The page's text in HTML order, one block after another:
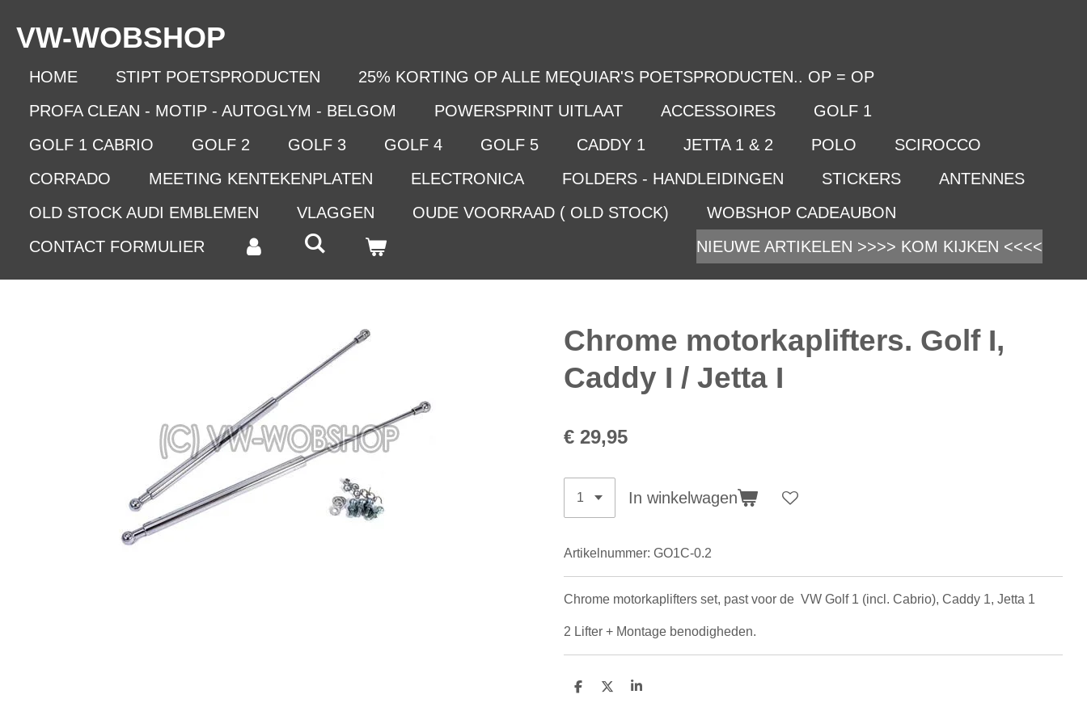
direct
VW-WOBSHOP
HOME STIPT POETSPRODUCTEN
25% KORTING OP ALLE MEQUIAR'S POETSPRODUCTEN.. OP = OP
PROFA CLEAN - MOTIP - AUTOGLYM - BELGOM
POWERSPRINT UITLAAT ACCESSOIRES
GOLF 1
GOLF 1 CABRIO
GOLF 2 GOLF 3 GOLF 4 GOLF 5 CADDY 1 JETTA 1 & 2 POLO
SCIROCCO
CORRADO
MEETING KENTEKENPLATEN ELECTRONICA FOLDERS - HANDLEIDINGEN STICKERS
ANTENNES
OLD STOCK AUDI EMBLEMEN
VLAGGEN OUDE VOORRAAD ( OLD STOCK)
WOBSHOP CADEAUBON
CONTACT FORMULIER
NIEUWE ARTIKELEN >>>> KOM KIJKEN <<<<
Chrome motorkaplifters. Golf I,
Caddy I / Jetta I
€ 29,95
In winkelwagen
Artikelnummer: GO1C-0.2
Chrome motorkaplifters set, past voor de VW Golf 1 (incl. Cabrio), Caddy 1, Jetta 1
2 Lifter + Montage benodigheden.
D
D
S